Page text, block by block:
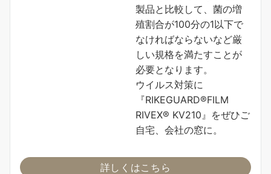
製品と比較して、菌の増
殖割合が100分の1以下で
なければならないなど厳
しい規格を満たすことが
必要となります。
ウイルス対策に
『RIKEGUARD®FILM
RIVEX® KV210』をぜひご
自宅、会社の窓に。
詳しくはこちら